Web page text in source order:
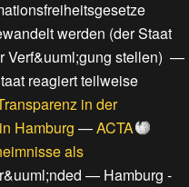
werden (der Staat
Verf&uuml;gung stellen) —
reagiert teilweise
in der
Hamburg —ACTA
als
— Hamburg -